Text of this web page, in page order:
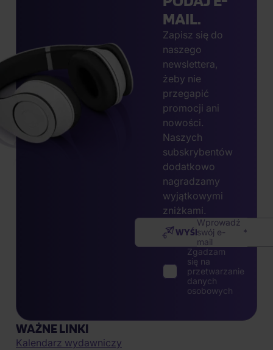
MAIL.
Zapisz się do
naszego
newslettera,
żeby nie
przegapić
promocji ani
nowości.
Naszych
subskrybentów
dodatkowo
nagradzamy
wyjątkowymi
zniżkami.
Wprowadź
swój e-
mail
WYŚLIJ
Zgadzam
się na
przetwarzanie
danych
osobowych
WAŻNE LINKI
Kalendarz wydawniczy